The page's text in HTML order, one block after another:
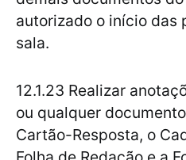
autorizado o início das
sala.
12.1.23 Realizar
ou qualquer
Cartão-Resposta, o